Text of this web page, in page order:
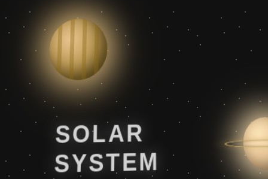
SOLAR
SYSTEM